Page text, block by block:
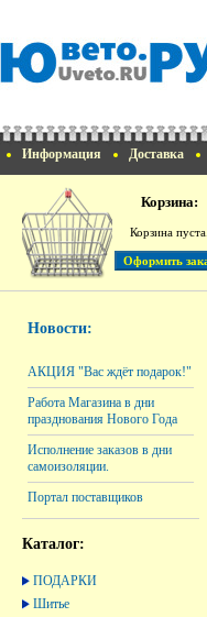
Информация Доставка
Корзина:
Корзина пуста.
Новости:
АКЦИЯ "Вас ждёт подарок!"
Работа Магазина в дни
празднования Нового Года
Исполнение заказов в дни
самоизоляции.
Портал поставщиков
Каталог:
ПОДАРКИ
Шитье